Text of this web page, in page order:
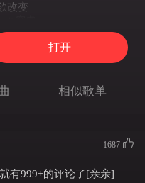
改变
空虚
ける
河里
伪装
たなら
打开
相似歌单
1687
有999+的评论了[亲亲]